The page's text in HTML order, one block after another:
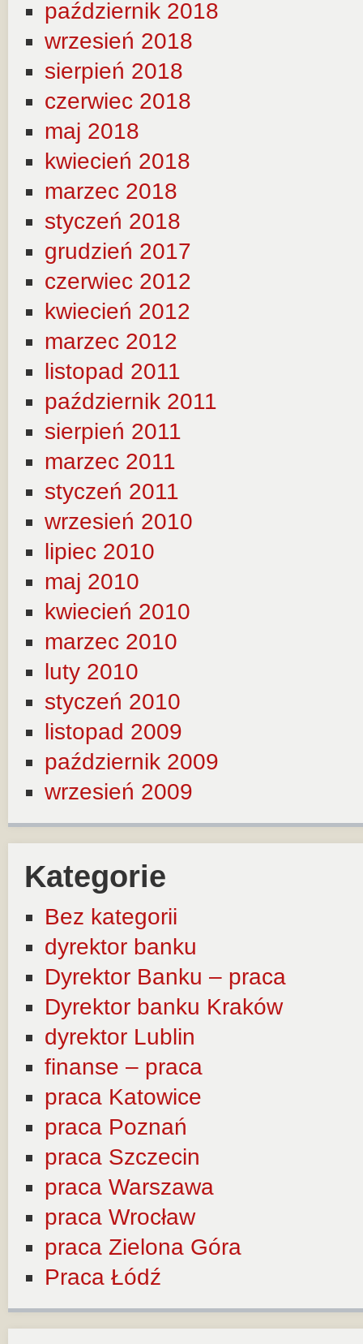
październik 2018
wrzesień 2018
sierpień 2018
czerwiec 2018
maj 2018
kwiecień 2018
marzec 2018
styczeń 2018
grudzień 2017
czerwiec 2012
kwiecień 2012
marzec 2012
listopad 2011
październik 2011
sierpień 2011
marzec 2011
styczeń 2011
wrzesień 2010
lipiec 2010
maj 2010
kwiecień 2010
marzec 2010
luty 2010
styczeń 2010
listopad 2009
październik 2009
wrzesień 2009
Kategorie
Bez kategorii
dyrektor banku
Dyrektor Banku – praca
Dyrektor banku Kraków
dyrektor Lublin
finanse – praca
praca Katowice
praca Poznań
praca Szczecin
praca Warszawa
praca Wrocław
praca Zielona Góra
Praca Łódź